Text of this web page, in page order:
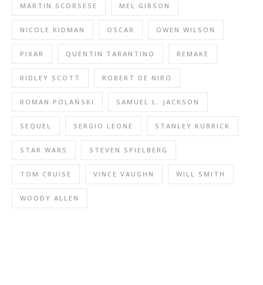
MARTIN SCORSESE MEL GIBSON
NICOLE KIDMAN OSCAR OWEN WILSON
PIXAR QUENTIN TARANTINO REMAKE
RIDLEY SCOTT ROBERT DE NIRO
ROMAN POLAŃSKI SAMUEL L. JACKSON
SEQUEL SERGIO LEONE STANLEY KUBRICK
STAR WARS STEVEN SPIELBERG
TOM CRUISE VINCE VAUGHN WILL SMITH
WOODY ALLEN